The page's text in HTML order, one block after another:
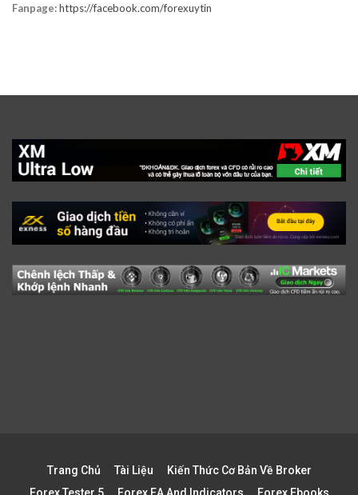
Fanpage:https://facebook.com/forexuytin
Trang Chủ Tài Liệu
Kiến Thức Cơ Bản Về Broker